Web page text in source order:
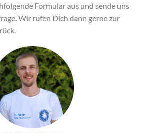
Formular aus und sende uns
Wir rufen Dich dann gerne zur